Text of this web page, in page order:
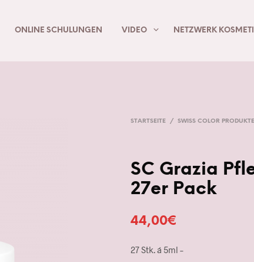
ONLINE SCHULUNGEN VIDEO NETZWERK
STARTSEITE / SWISS COLOR PRODUKTE
SC Grazia
27er Pack
44,00€
27 Stk. á 5ml –